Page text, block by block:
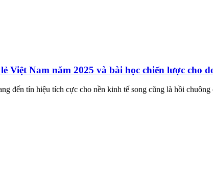
Việt Nam năm 2025 và bài học chiến lược cho
đến tín hiệu tích cực cho nền kinh tế song cũng là hồi